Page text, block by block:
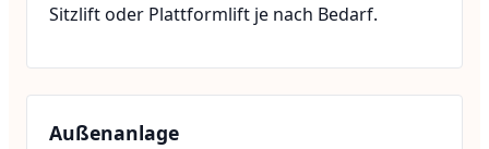
Sitzlift oder Plattformlift je nach Bedarf.
Außenanlage